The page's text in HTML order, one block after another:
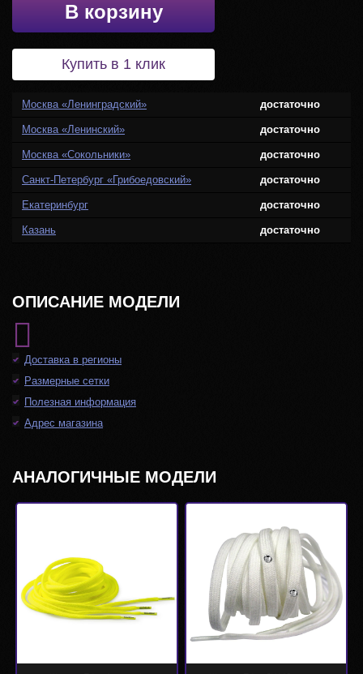
В корзину
Купить в 1 клик
Москва «Ленинградский» достаточно
Москва «Ленинский» достаточно
Москва «Сокольники» достаточно
Санкт-Петербург «Грибоедовский» достаточно
Екатеринбург достаточно
Казань достаточно
ОПИСАНИЕ МОДЕЛИ
Доставка в регионы
Размерные сетки
Полезная информация
Адрес магазина
АНАЛОГИЧНЫЕ МОДЕЛИ